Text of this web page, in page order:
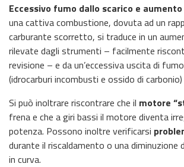
Eccessivo fumo dallo scarico e
una cattiva combustione, dovuta ad un
carburante scorretto, si traduce in un
rilevate dagli strumenti – facilmente
revisione – e da un’eccessiva uscita di
(idrocarburi incombusti e ossido di
Si può inoltrare riscontrare che il motore
frena e che a giri bassi il motore diventa
potenza. Possono inoltre verificarsi
durante il riscaldamento o una diminuzione
in curva.